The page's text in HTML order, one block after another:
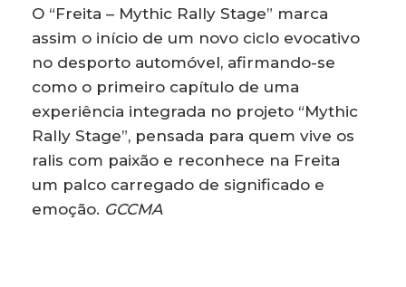
O “Freita – Mythic Rally Stage” marca
assim o início de um novo ciclo evocativo
no desporto automóvel, afirmando-se
como o primeiro capítulo de uma
experiência integrada no projeto “Mythic
Rally Stage”, pensada para quem vive os
ralis com paixão e reconhece na Freita
um palco carregado de significado e
emoção. GCCMA